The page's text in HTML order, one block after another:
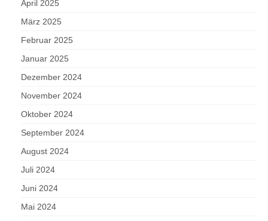
April 2025
März 2025
Februar 2025
Januar 2025
Dezember 2024
November 2024
Oktober 2024
September 2024
August 2024
Juli 2024
Juni 2024
Mai 2024